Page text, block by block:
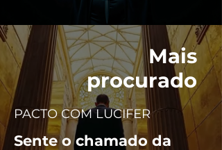
Mais
procurado
PACTO COM LUCIFER
Sente o chamado da